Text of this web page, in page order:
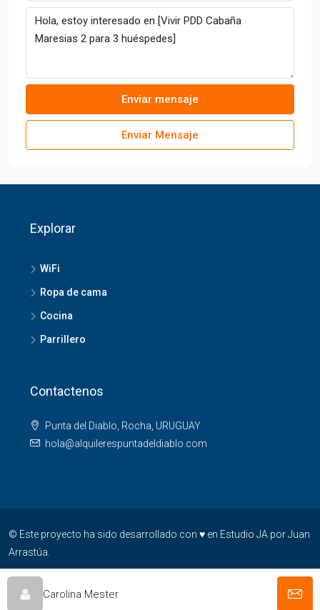
Enviar mensaje
Enviar Mensaje
Carolina Mester
Explorar
WiFi
Ropa de cama
Cocina
Parrillero
Contactenos
Punta del Diablo, Rocha, URUGUAY
hola@alquilerespuntadeldiablo.com
© Este proyecto ha sido desarrollado con ♥ en Estudio JA porJuan
Arrastúa